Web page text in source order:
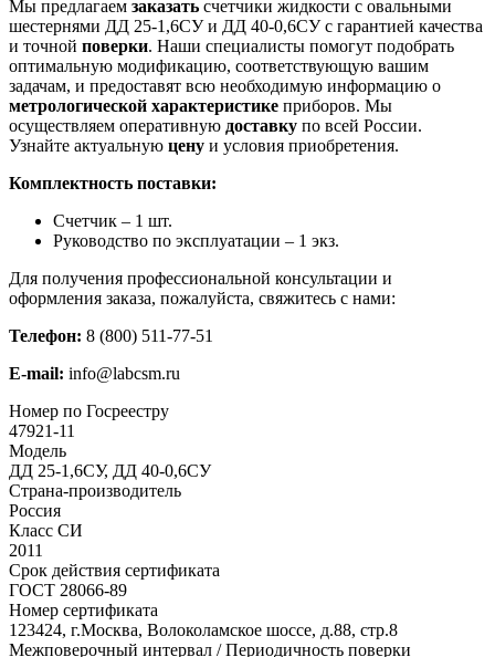
Мы предлагаем заказать счетчики жидкости с овальными
шестернями ДД 25-1,6СУ и ДД 40-0,6СУ с гарантией качества
и точной поверки. Наши специалисты помогут подобрать
оптимальную модификацию, соответствующую вашим
задачам, и предоставят всю необходимую информацию о
метрологической характеристике приборов. Мы
осуществляем оперативную доставку по всей России.
Узнайте актуальную цену и условия приобретения.
Комплектность поставки:
Счетчик – 1 шт.
Руководство по эксплуатации – 1 экз.
Для получения профессиональной консультации и
оформления заказа, пожалуйста, свяжитесь с нами:
Телефон: 8 (800) 511-77-51
E-mail: info@labcsm.ru
Номер по Госреестру
47921-11
Модель
ДД 25-1,6СУ, ДД 40-0,6СУ
Страна-производитель
Россия
Класс СИ
2011
Срок действия сертификата
ГОСТ 28066-89
Номер сертификата
123424, г.Москва, Волоколамское шоссе, д.88, стр.8
Межповерочный интервал / Периодичность поверки